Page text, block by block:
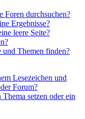
Foren durchsuchen?
Ergebnisse?
leere Seite?
und Themen finden?
Lesezeichen und
Forum?
setzen oder ein